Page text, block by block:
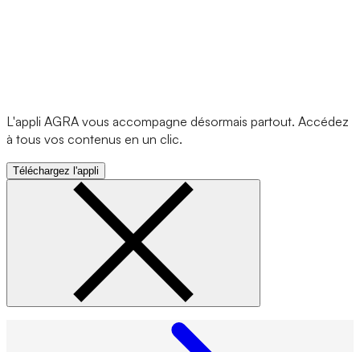
L'appli AGRA vous accompagne désormais partout. Accédez
à tous vos contenus en un clic.
Téléchargez l'appli